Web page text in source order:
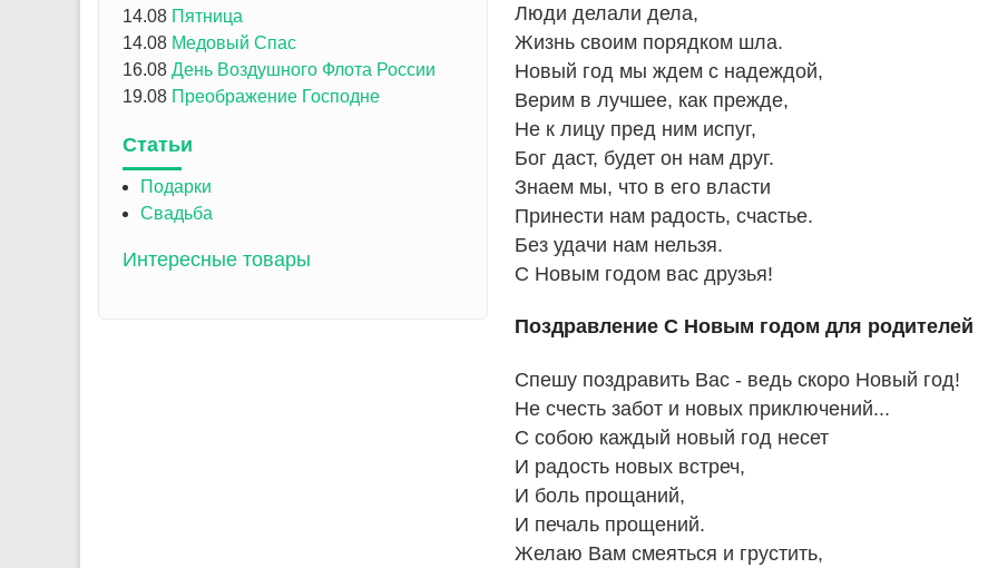
Люди делали дела,
Жизнь своим порядком шла.
Новый год мы ждем с надеждой,
Верим в лучшее, как прежде,
Не к лицу пред ним испуг,
Бог даст, будет он нам друг.
Знаем мы, что в его власти
Принести нам радость, счастье.
Без удачи нам нельзя.
С Новым годом вас друзья!
Поздравление С Новым годом для родителей
Спешу поздравить Вас - ведь скоро Новый год!
Не счесть забот и новых приключений...
С собою каждый новый год несет
И радость новых встреч,
И боль прощаний,
И печаль прощений.
Желаю Вам смеяться и грустить,
14.08 Пятница
14.08 Медовый Спас
16.08 День Воздушного Флота России
19.08 Преображение Господне
Статьи
Подарки
Свадьба
Интересные товары